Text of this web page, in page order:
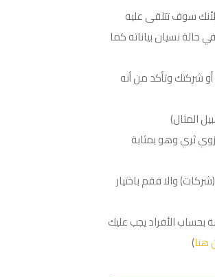
سوف تتلقى عليه
نسيان بياناته كما
شركتك وتأكد من أنه
المثال)
ثري وهو بمثابة
والا فقم باختيار
الأفراد يجب عليك
هنا)